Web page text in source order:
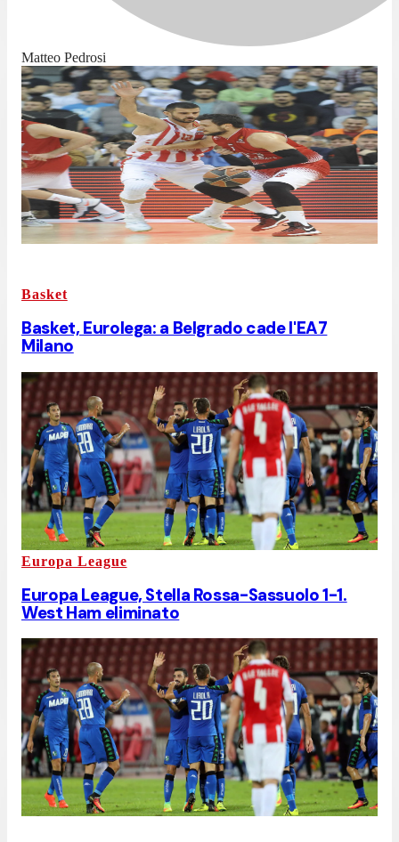
Matteo Pedrosi
Basket
Basket, Eurolega: a Belgrado cade l'EA7
Milano
Europa League
Europa League, Stella Rossa-Sassuolo 1-1.
West Ham eliminato